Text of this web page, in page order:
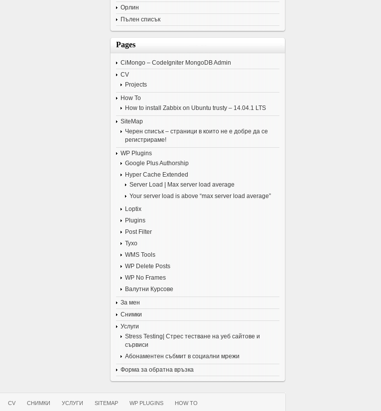
Орлин
Пълен списък
Pages
CiMongo – CodeIgniter MongoDB Admin
CV
Projects
How To
How to install Zabbix on Ubuntu trusty – 14.04.1 LTS
SiteMap
Черен списък – страници в които не е добре да се
регистрираме!
WP Plugins
Google Plus Authorship
Hyper Cache Extended
Server Load | Max server load average
Your server load is above “max server load average”
Loptix
Plugins
Post Filter
Tyxo
WMS Tools
WP Delete Posts
WP No Frames
Валутни Курсове
За мен
Снимки
Услуги
Stress Testing| Стрес тестване на уеб сайтове и
сървиси
Абонаментен събмит в социални мрежи
Форма за обратна връзка
CV СНИМКИ УСЛУГИ SITEMAP WP PLUGINS
HOW TO